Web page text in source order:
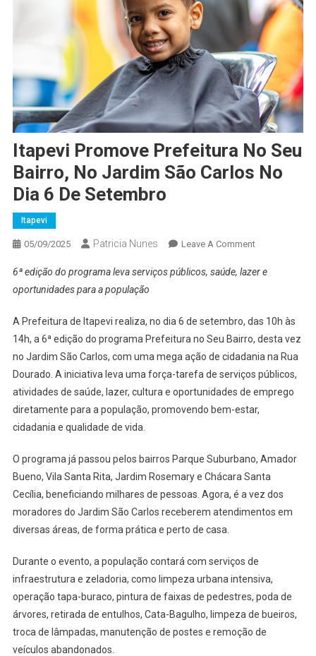
Itapevi Promove Prefeitura No Seu
Bairro, No Jardim São Carlos No
Dia 6 De Setembro
Itapevi
05/09/2025 Patricia Nunes Leave A CommentOn
Promove
Seu
Bairro,
No
Jardim
São
Carlos
6ª edição do programa leva serviços públicos, saúde, lazer e
oportunidades para a população
A Prefeitura de Itapevi realiza, no dia 6 de setembro, das 10h às
14h, a 6ª edição do programa Prefeitura no Seu Bairro, desta vez
no Jardim São Carlos, com uma mega ação de cidadania na Rua
Dourado. A iniciativa leva uma força-tarefa de serviços públicos,
atividades de saúde, lazer, cultura e oportunidades de emprego
diretamente para a população, promovendo bem-estar,
cidadania e qualidade de vida.
O programa já passou pelos bairros Parque Suburbano, Amador
Bueno, Vila Santa Rita, Jardim Rosemary e Chácara Santa
Cecília, beneficiando milhares de pessoas. Agora, é a vez dos
moradores do Jardim São Carlos receberem atendimentos em
diversas áreas, de forma prática e perto de casa.
Durante o evento, a população contará com serviços de
infraestrutura e zeladoria, como limpeza urbana intensiva,
operação tapa-buraco, pintura de faixas de pedestres, poda de
árvores, retirada de entulhos, Cata-Bagulho, limpeza de bueiros,
troca de lâmpadas, manutenção de postes e remoção de
veículos abandonados.